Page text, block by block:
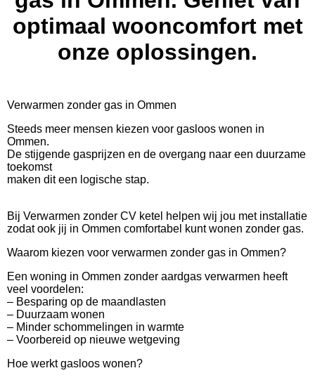
optimaal wooncomfort met
onze oplossingen.
Verwarmen zonder gas in Ommen
Steeds meer mensen kiezen voor gasloos wonen in
Ommen.
De stijgende gasprijzen en de overgang naar een duurzame
toekomst
maken dit een logische stap.
Bij Verwarmen zonder CV ketel helpen wij jou met installatie
zodat ook jij in Ommen comfortabel kunt wonen zonder gas.
Waarom kiezen voor verwarmen zonder gas in Ommen?
Een woning in Ommen zonder aardgas verwarmen heeft
veel voordelen:
– Besparing op de maandlasten
– Duurzaam wonen
– Minder schommelingen in warmte
– Voorbereid op nieuwe wetgeving
Hoe werkt gasloos wonen?